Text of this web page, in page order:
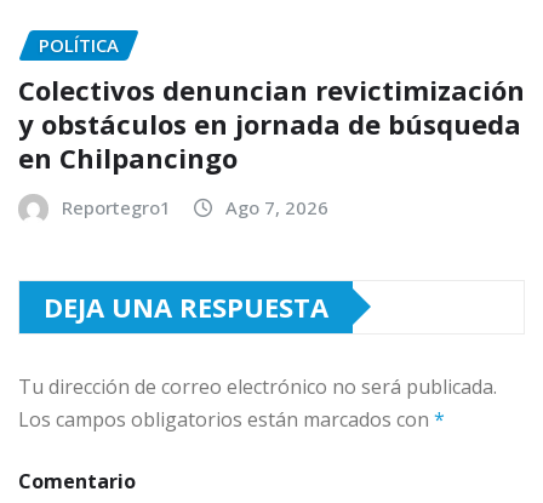
POLÍTICA
Colectivos denuncian revictimización
y obstáculos en jornada de búsqueda
en Chilpancingo
Reportegro1 Ago 7, 2026
DEJA UNA RESPUESTA
Tu dirección de correo electrónico no será publicada.
Los campos obligatorios están marcados con *
Comentario